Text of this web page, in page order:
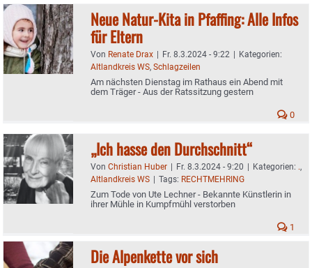
Neue Natur-Kita in Pfaffing: Alle Infos
für Eltern
Von Renate Drax | Fr. 8.3.2024 - 9:22 | Kategorien:
Altlandkreis WS, Schlagzeilen
Am nächsten Dienstag im Rathaus ein Abend mit
dem Träger - Aus der Ratssitzung gestern
0
„Ich hasse den Durchschnitt“
Von Christian Huber | Fr. 8.3.2024 - 9:20 | Kategorien: .,
Altlandkreis WS | Tags: RECHTMEHRING
Zum Tode von Ute Lechner - Bekannte Künstlerin in
ihrer Mühle in Kumpfmühl verstorben
1
Die Alpenkette vor sich